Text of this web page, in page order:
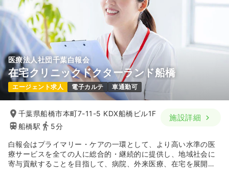
年間休日124日
4週8休以上 月給40万円以上可
気になる 詳細を見る
医療法人社団千葉白報会
在宅クリニックドクターランド船橋
エージェント求人 電子カルテ 車通勤可
千葉県船橋市本町7-11-5 KDX船橋ビル1F
船橋駅
5分
施設詳細
白報会はプライマリー・ケアの一環として、より高い水準の医
療サービスを全ての人に総合的・継続的に提供し、地域社会に
寄与貢献することを目指して、病院、外来医療、在宅を展開し